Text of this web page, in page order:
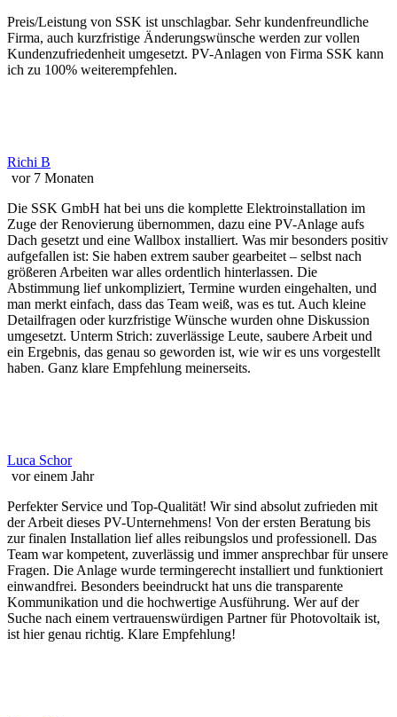
Preis/Leistung von SSK ist unschlagbar. Sehr kundenfreundliche
Firma, auch kurzfristige Änderungswünsche werden zur vollen
Kundenzufriedenheit umgesetzt. PV-Anlagen von Firma SSK kann
ich zu 100% weiterempfehlen.
Richi B
vor 7 Monaten
Die SSK GmbH hat bei uns die komplette Elektroinstallation im
Zuge der Renovierung übernommen, dazu eine PV-Anlage aufs
Dach gesetzt und eine Wallbox installiert. Was mir besonders positiv
aufgefallen ist: Sie haben extrem sauber gearbeitet – selbst nach
größeren Arbeiten war alles ordentlich hinterlassen. Die
Abstimmung lief unkompliziert, Termine wurden eingehalten, und
man merkt einfach, dass das Team weiß, was es tut. Auch kleine
Detailfragen oder kurzfristige Wünsche wurden ohne Diskussion
umgesetzt. Unterm Strich: zuverlässige Leute, saubere Arbeit und
ein Ergebnis, das genau so geworden ist, wie wir es uns vorgestellt
haben. Ganz klare Empfehlung meinerseits.
Luca Schor
vor einem Jahr
Perfekter Service und Top-Qualität! Wir sind absolut zufrieden mit
der Arbeit dieses PV-Unternehmens! Von der ersten Beratung bis
zur finalen Installation lief alles reibungslos und professionell. Das
Team war kompetent, zuverlässig und immer ansprechbar für unsere
Fragen. Die Anlage wurde termingerecht installiert und funktioniert
einwandfrei. Besonders beeindruckt hat uns die transparente
Kommunikation und die hochwertige Ausführung. Wer auf der
Suche nach einem vertrauenswürdigen Partner für Photovoltaik ist,
ist hier genau richtig. Klare Empfehlung!